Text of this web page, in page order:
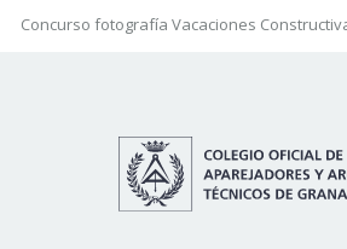
Concurso fotografía Vacaciones